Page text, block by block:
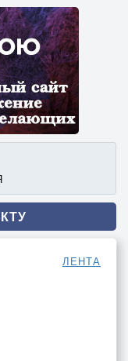
ЛЕНТА